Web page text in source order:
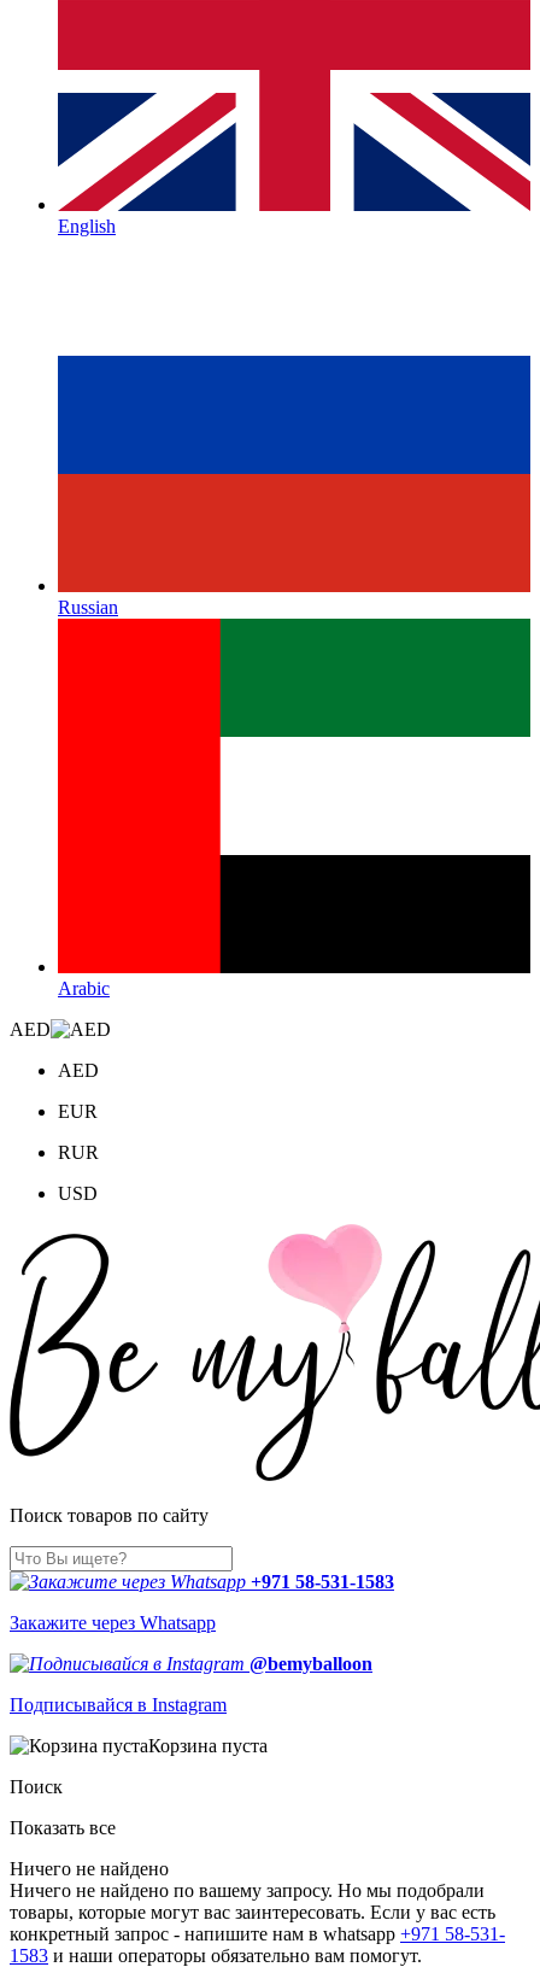
English
Russian
Arabic
AED
AED
EUR
RUR
USD
Поиск товаров по сайту
+971 58-531-1583
Закажите через Whatsapp
@bemyballoon
Подписывайся в Instagram
Корзина пуста
Поиск
Показать все
Ничего не найдено
Ничего не найдено по вашему запросу. Но мы подобрали
товары, которые могут вас заинтересовать. Если у вас есть
конкретный запрос - напишите нам в whatsapp +971 58-531-
1583 и наши операторы обязательно вам помогут.